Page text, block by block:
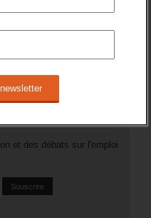
aura augmenté de 97 200
et des débats sur l'emploi